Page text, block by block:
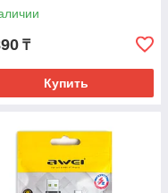
₸
Купить